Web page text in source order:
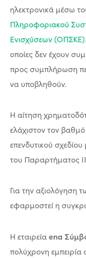
ηλεκτρονικά μέσω
Πληροφοριακού
Ενισχύσεων (ΟΠΣΚΕ)
οποίες δεν έχουν
προς συμπλήρωση
να υποβληθούν.
​Η αίτηση
ελάχιστον τον
επενδυτικού
του Παραρτήματος
​Για την αξιολόγηση
εφαρμοστεί η
Η εταιρείαena
πολύχρονη εμπειρία